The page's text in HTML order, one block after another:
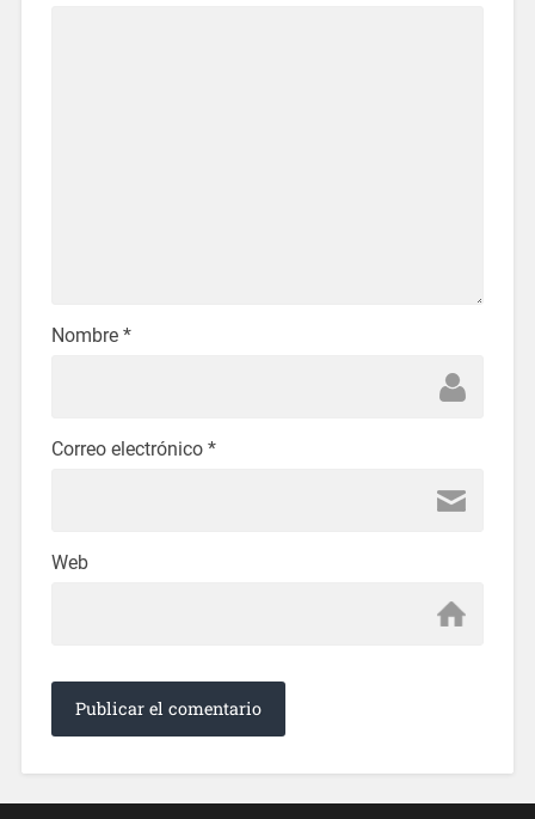
Nombre *
Correo electrónico *
Web